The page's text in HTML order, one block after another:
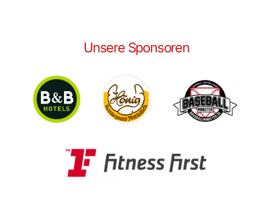
Unsere Sponsoren